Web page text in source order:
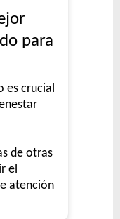
para
es crucial
de otras
el
atención